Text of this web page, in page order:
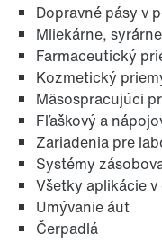
Dopravné pásy v
Mliekárne, syrárne
Farmaceutický
Kozmetický
Mäsospracujúci
Fľaškový a
Zariadenia pre
Systémy
Všetky aplikácie
Umývanie áut
Čerpadlá